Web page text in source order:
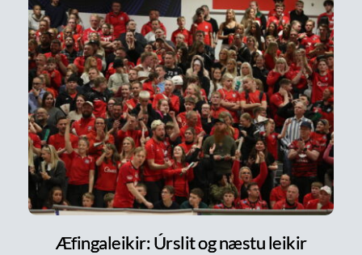
Æfingaleikir: Úrslit og næstu leikir